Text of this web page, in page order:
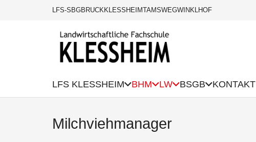
LFS-SBGBRUCKKLESSHEIMTAMSWEGWINKLHOF
LFS KLESSHEIM BHM LW BSGB KONTAKT
Milchviehmanager